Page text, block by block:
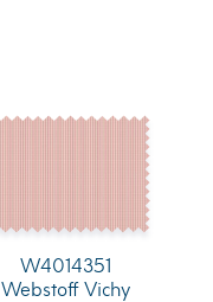
W4014351
Webstoff Vichy